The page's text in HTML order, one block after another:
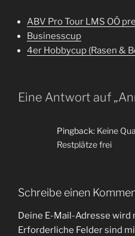
ABV Pro Tour LMS OÖ
Businesscup
4er Hobbycup (Rasen &
Eine Antwort auf
Pingback: Keine
Restplätze frei
Schreibe einen
Deine E-Mail-Adresse
Erforderliche Felder sind